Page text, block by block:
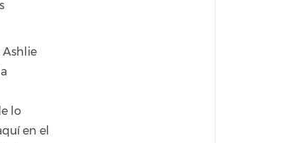
Ashlie
lo
en el